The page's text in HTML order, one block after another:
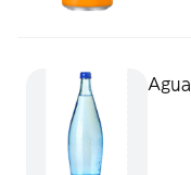
Agua